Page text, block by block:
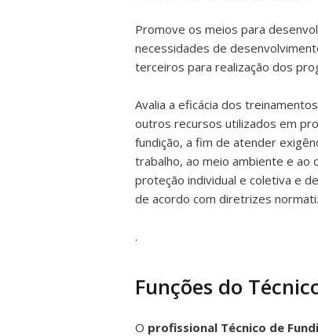
Promove os meios para
necessidades de
terceiros para realização dos
Avalia a eficácia dos
outros recursos utilizados em
fundição, a fim de atender
trabalho, ao meio ambiente e ao
proteção individual e coletiva e
de acordo com diretrizes
.
Funções do
O profissional Técnico de